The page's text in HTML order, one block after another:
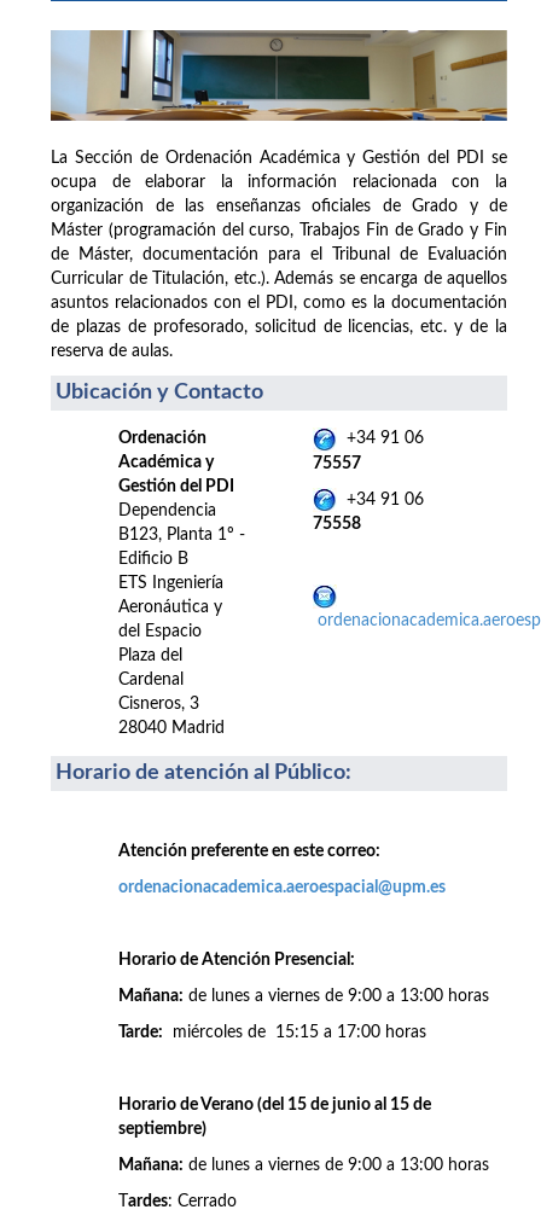
La Sección de Ordenación Académica y Gestión del PDI se
ocupa de elaborar la información relacionada con la
organización de las enseñanzas oficiales de Grado y de
Máster (programación del curso, Trabajos Fin de Grado y Fin
de Máster, documentación para el Tribunal de Evaluación
Curricular de Titulación, etc.). Además se encarga de aquellos
asuntos relacionados con el PDI, como es la documentación
de plazas de profesorado, solicitud de licencias, etc. y de la
reserva de aulas.
Ubicación y Contacto
Ordenación
Académica y
Gestión del PDI
Dependencia
B123, Planta 1º -
Edificio B
ETS Ingeniería
Aeronáutica y
del Espacio
Plaza del
Cardenal
Cisneros, 3
28040 Madrid
+34 91 06
75557
+34 91 06
75558
Horario de atención al Público:
Atención preferente en este correo:
ordenacionacademica.aeroespacial@upm.es
Horario de Atención Presencial:
Mañana: de lunes a viernes de 9:00 a 13:00 horas
Tarde: miércoles de 15:15 a 17:00 horas
Horario de Verano (del 15 de junio al 15 de
septiembre)
Mañana: de lunes a viernes de 9:00 a 13:00 horas
ardes: Cerrado